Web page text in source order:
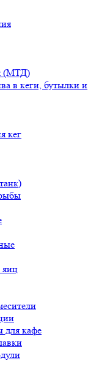
(МТД)
в кеги, бутылки и
кег
яиц
для кафе